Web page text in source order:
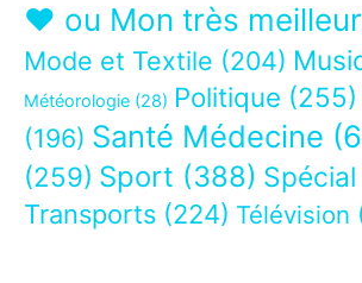
❤ ou Mon très meilleur
Mode et Textile (204)
Météorologie (28) Politique (255)
(196) Santé Médecine
(259) Sport (388) Spécial
Transports (224) Télévision